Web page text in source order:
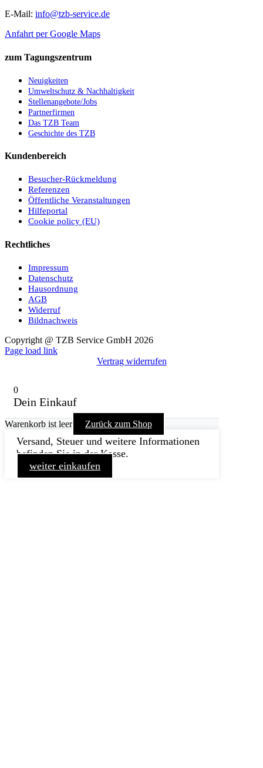
E-Mail: info@tzb-service.de
Anfahrt per Google Maps
zum Tagungszentrum
Neuigkeiten
Umweltschutz & Nachhaltigkeit
Stellenangebote/Jobs
Partnerfirmen
Das TZB Team
Geschichte des TZB
Kundenbereich
Besucher-Rückmeldung
Referenzen
Öffentliche Veranstaltungen
Hilfeportal
Cookie policy (EU)
Rechtliches
Impressum
Datenschutz
Hausordnung
AGB
Widerruf
Bildnachweis
Copyright @ TZB Service GmbH 2026
Facebook
YouTube
Instagram
Xing
Page load link
Vertrag widerrufen
0
Dein Einkauf
Warenkorb ist leer Zurück zum Shop
Versand, Steuer und weitere Informationen
befinden Sie in der Kasse.
weiter einkaufen